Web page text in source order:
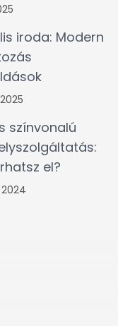
iroda: Modern
színvonalú
el?